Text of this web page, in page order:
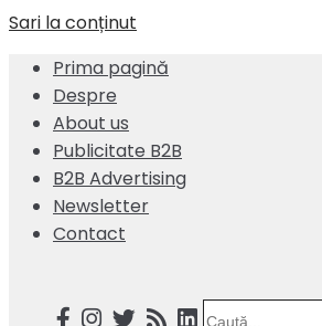
Sari la conținut
Prima pagină
Despre
About us
Publicitate B2B
B2B Advertising
Newsletter
Contact
Caută...